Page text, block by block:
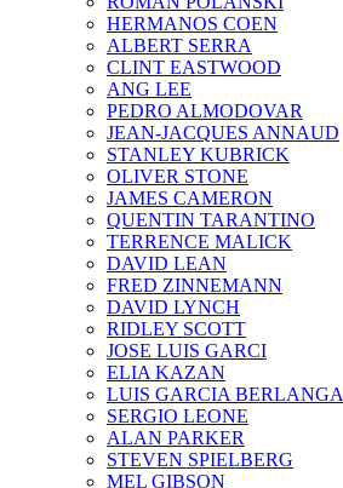
HERMANOS COEN
ALBERT SERRA
CLINT EASTWOOD
ANG LEE
PEDRO ALMODOVAR
JEAN-JACQUES ANNAUD
STANLEY KUBRICK
OLIVER STONE
JAMES CAMERON
QUENTIN TARANTINO
TERRENCE MALICK
DAVID LEAN
FRED ZINNEMANN
DAVID LYNCH
RIDLEY SCOTT
JOSE LUIS GARCI
ELIA KAZAN
LUIS GARCIA BERLANGA
SERGIO LEONE
ALAN PARKER
STEVEN SPIELBERG
MEL GIBSON